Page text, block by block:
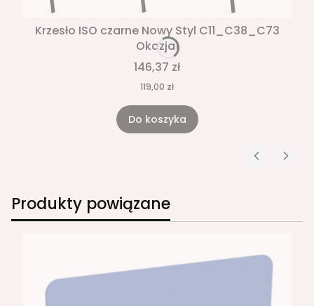
Krzesło ISO czarne Nowy Styl C11_C38_C73
Okazja!
146,37 zł
119,00 zł
Do koszyka
Produkty powiązane